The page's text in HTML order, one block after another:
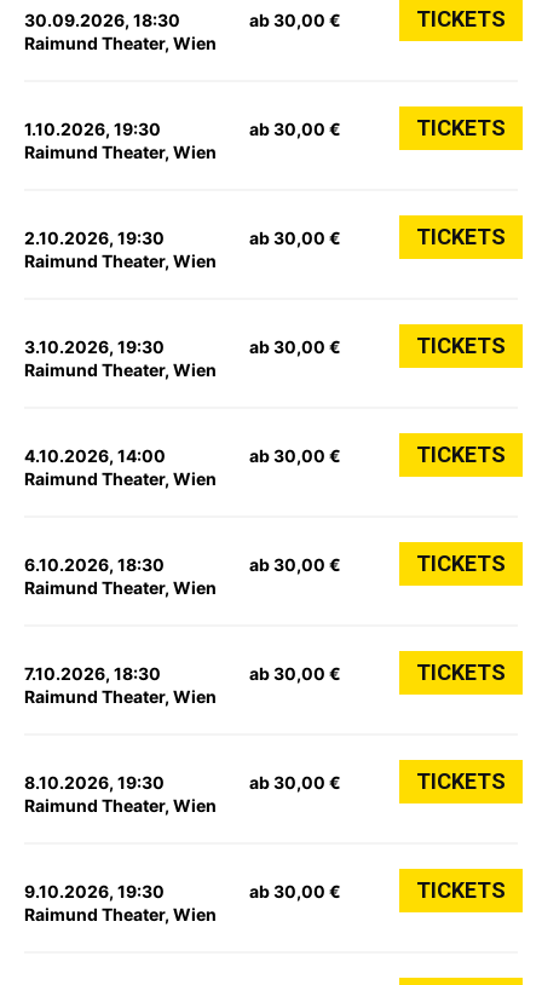
30.09.2026, 18:30
Raimund Theater, Wien
ab 30,00 € TICKETS
1.10.2026, 19:30
Raimund Theater, Wien
ab 30,00 € TICKETS
2.10.2026, 19:30
Raimund Theater, Wien
ab 30,00 € TICKETS
3.10.2026, 19:30
Raimund Theater, Wien
ab 30,00 € TICKETS
4.10.2026, 14:00
Raimund Theater, Wien
ab 30,00 € TICKETS
6.10.2026, 18:30
Raimund Theater, Wien
ab 30,00 € TICKETS
7.10.2026, 18:30
Raimund Theater, Wien
ab 30,00 € TICKETS
8.10.2026, 19:30
Raimund Theater, Wien
ab 30,00 € TICKETS
9.10.2026, 19:30
Raimund Theater, Wien
ab 30,00 € TICKETS